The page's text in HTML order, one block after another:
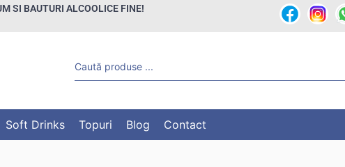
SI BAUTURI ALCOOLICE FINE!
Soft Drinks Topuri Blog Contact